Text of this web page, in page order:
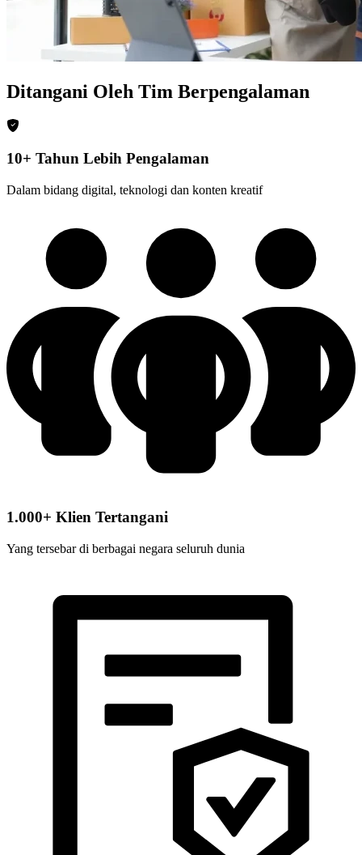
Ditangani Oleh Tim Berpengalaman
10+ Tahun Lebih Pengalaman
Dalam bidang digital, teknologi dan konten kreatif
1.000+ Klien Tertangani
Yang tersebar di berbagai negara seluruh dunia